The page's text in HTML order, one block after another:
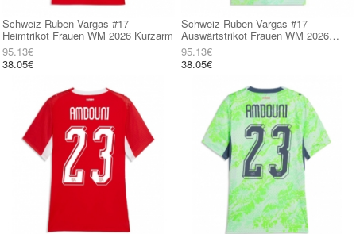
Schweiz Ruben Vargas #17
Heimtrikot Frauen WM 2026 Kurzarm
95.13€
38.05€
Schweiz Ruben Vargas #17
Auswärtstrikot Frauen WM 2026
Kurzarm
95.13€
38.05€